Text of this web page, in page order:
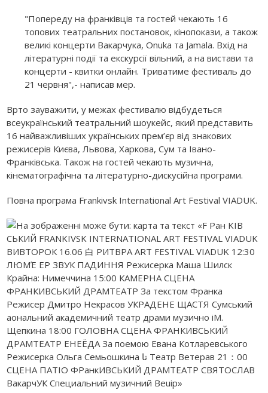
"Попереду на франківців та гостей чекають 16
топових театральних постановок, кінопокази, а також
великі концерти Вакарчука, Onuka та Jamala. Вхід на
літературні події та екскурсії вільний, а на вистави та
концерти - квитки онлайн. Триватиме фестиваль до
21 червня",- написав мер.
Врто зауважити, у межах фестивалю відбудеться
всеукраїнський театральний шоукейс, який представить
16 найважливіших українських прем’єр від знакових
режисерів Києва, Львова, Харкова, Сум та Івано-
Франківська. Також на гостей чекають музична,
кінематографічна та літературно-дискусійна програми.
Повна програма Frankivsk International Art Festival VIADUK.